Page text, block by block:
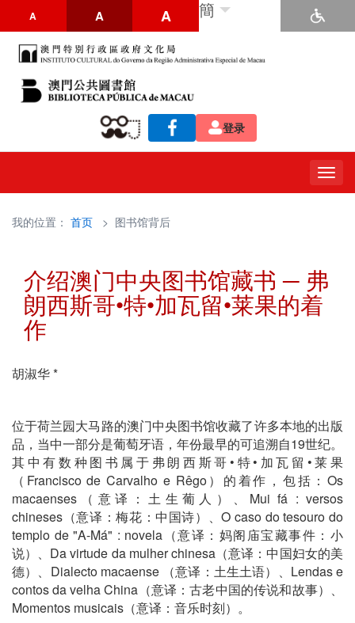
A A A 簡
登录
我的位置： 首页 > 图书馆背后
介绍澳门中央图书馆藏书 ─ 弗
朗西斯哥•特•加瓦留•莱果的着
作
胡淑华 *
位于荷兰园大马路的澳门中央图书馆收藏了许多本地的出版
品，当中一部分是葡萄牙语，年份最早的可追溯自19世纪。
其中有数种图书属于弗朗西斯哥•特•加瓦留•莱果
（Francisco de Carvalho e Rêgo）的着作，包括：Os
macaenses（意译：土生葡人）、Mui fá : versos
chineses（意译：梅花：中国诗）、O caso do tesouro do
templo de "A-Má" : novela（意译：妈阁庙宝藏事件：小
说）、Da virtude da mulher chinesa（意译：中国妇女的美
德）、Dialecto macaense （意译：土生土语）、Lendas e
contos da velha China（意译：古老中国的传说和故事）、
Momentos musicais（意译：音乐时刻）。